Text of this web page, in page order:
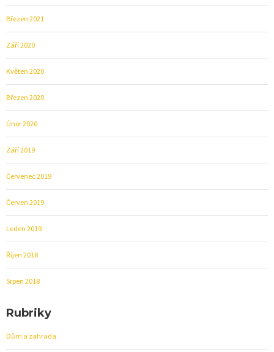
Březen 2021
Září 2020
Květen 2020
Březen 2020
Únor 2020
Září 2019
Červenec 2019
Červen 2019
Leden 2019
Říjen 2018
Srpen 2018
Rubriky
Dům a zahrada